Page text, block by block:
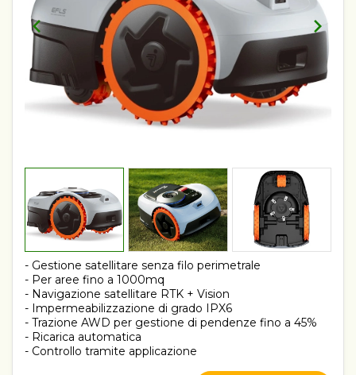
- Gestione satellitare senza filo perimetrale
- Per aree fino a 1000mq
- Navigazione satellitare RTK + Vision
- Impermeabilizzazione di grado IPX6
- Trazione AWD per gestione di pendenze fino a 45%
- Ricarica automatica
- Controllo tramite applicazione